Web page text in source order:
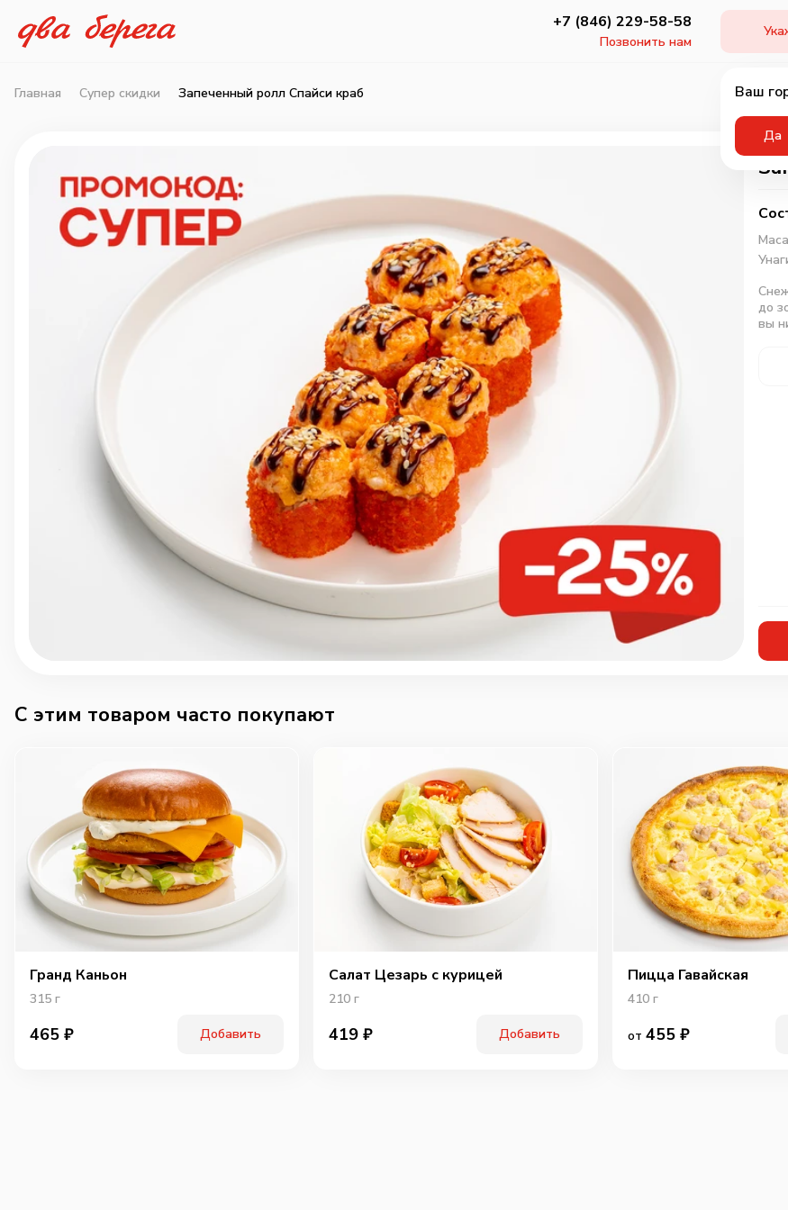
+7 (846) 229-58-58
Позвонить нам
Ваш
Да
Главная Супер скидки Запеченный ролл Спайси краб
до
вы
C этим товаром часто покупают
Гранд Каньон
315 г
465 ₽ Добавить
Салат Цезарь с курицей
210 г
419 ₽ Добавить
Пицца Гавайская
410 г
от 455 ₽